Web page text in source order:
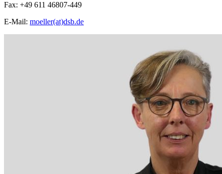
Fax: +49 611 46807-449
E-Mail: moeller(at)dsb.de